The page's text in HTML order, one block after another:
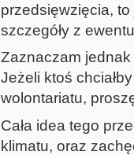
przedsięwzięcia,
szczegóły z
Zaznaczam
Jeżeli ktoś
wolontariatu,
Cała idea tego
klimatu, oraz